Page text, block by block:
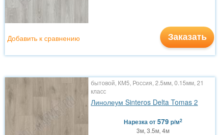
Заказать
Добавить к сравнению
бытовой, КМ5, Россия, 2.5мм, 0.15мм, 21
класс
Линолеум Sinteros Delta Tomas 2
Нарезкаот579р/м2
3м, 3.5м, 4м